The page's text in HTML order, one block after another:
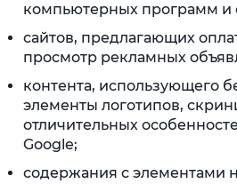
компьютерных программ и
сайтов, предлагающих
просмотр рекламных
контента, использующего
элементы логотипов,
отличительных
Google;
содержания с элементами